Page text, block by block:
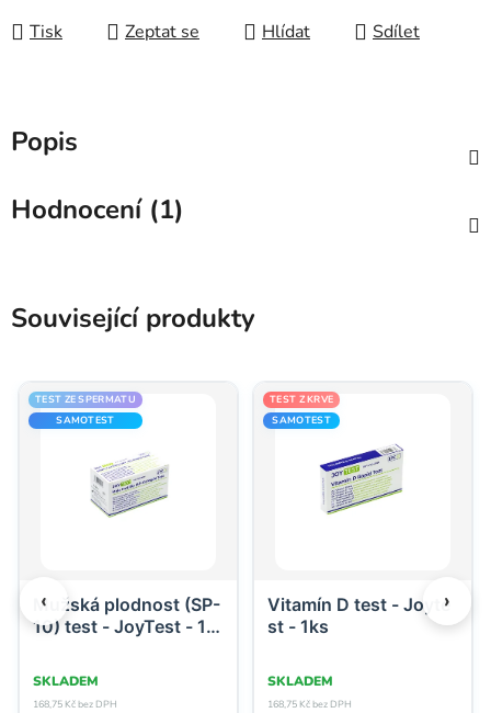
Tisk Zeptat se Hlídat Sdílet
Popis
Hodnocení (1)
Související produkty
TEST ZE SPERMATU
SAMOTEST
Mužská plodnost (SP-
10) test - JoyTest - 1k
SKLADEM
168,75 Kč bez DPH
TEST Z KRVE
SAMOTEST
Vitamín D test - Joyte
st - 1ks
SKLADEM
168,75 Kč bez DPH
‹ ›